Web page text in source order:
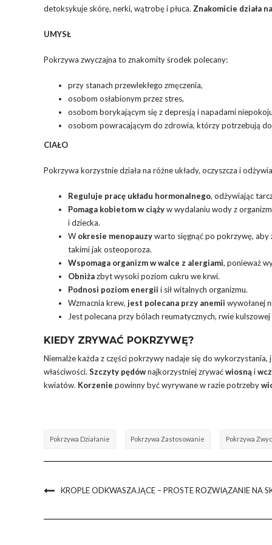
detoksykuje skórę, nerki, wątrobę i płuca. Znakomicie działa
UMYSŁ
Pokrzywa zwyczajna to znakomity środek polecany:
przy stanach przewlekłego zmęczenia,
osobom osłabionym przez stres,
osobom borykającym się z depresją i napadami
osobom powracającym do zdrowia, którzy potrzebują
CIAŁO
Pokrzywa korzystnie działa na różne układy, oczyszcza i
Reguluje pracę układu hormonalnego, odżywiając
Pomaga kobietom w ciążyw wydalaniu wody z
i dziecka.
W okresie menopauzywarto sięgnąć po pokrzywę, aby
takimi jak osteoporoza.
Wspomaga organizm w walce z alergiami, ponieważ
Obniżazbyt wysoki poziom cukru we krwi.
Podnosi poziom energii i sił witalnych organizmu.
Wzmacnia krew, jest polecana przy anemii wywołanej
Jest polecana przy bólach reumatycznych, rwie kulszowej
KIEDY ZRYWAĆ POKRZYWĘ?
Niemalże każda z części pokrzywy nadaje się do
właściwości. Szczyty pędównajkorzystniej zrywaćwiosną i
kwiatów. Korzenie powinny być wyrywane w razie potrzeby
Pokrzywa Działanie Pokrzywa Zastosowanie Pokrzywa
KROPLE ODKWASZAJĄCE – PROSTE ROZWIĄZANIE NA